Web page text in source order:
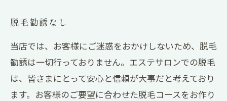
脱毛勧誘なし
当店では、お客様にご迷惑をおかけしないため、脱毛
勧誘は一切行っておりません。エステサロンでの脱毛
は、皆さまにとって安心と信頼が大事だと考えており
ます。お客様のご要望に合わせた脱毛コースをお作り